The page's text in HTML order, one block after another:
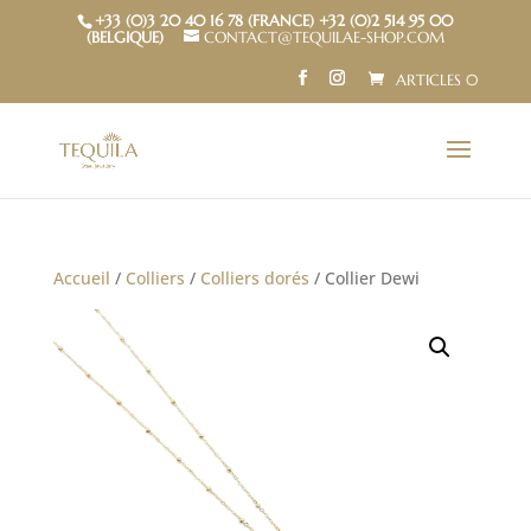
+33 (0)3 20 40 16 78 (FRANCE) +32 (0)2 514 95 00
(BELGIQUE)
CONTACT@TEQUILAE-SHOP.COM
ARTICLES 0
Accueil / Colliers / Colliers dorés / Collier Dewi